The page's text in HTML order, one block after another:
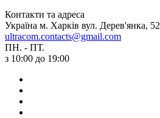
Контакти та адреса
Україна м. Харків вул. Дерев'янка, 52
ultracom.contacts@gmail.com
ПН. - ПТ.
з 10:00 до 19:00